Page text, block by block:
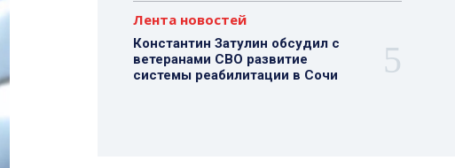
Лента новостей
Константин Затулин обсудил с
ветеранами СВО развитие
системы реабилитации в Сочи